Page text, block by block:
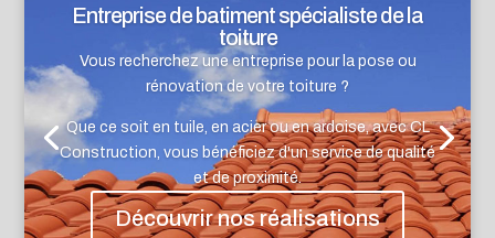
Entreprise de batiment spécialiste de la
toiture
Vous recherchez une entreprise pour la pose ou
rénovation de votre toiture ?
Que ce soit en tuile, en acier ou en ardoise, avec CL
Construction, vous bénéficiez d'un service de qualité
et de proximité.
Découvrir nos réalisations